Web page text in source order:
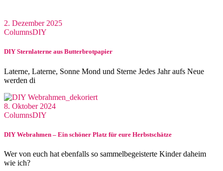
2. Dezember 2025
ColumnsDIY
DIY Sternlaterne aus Butterbrotpapier
Laterne, Laterne, Sonne Mond und Sterne Jedes Jahr aufs Neue
werden di
8. Oktober 2024
ColumnsDIY
DIY Webrahmen – Ein schöner Platz für eure Herbstschätze
Wer von euch hat ebenfalls so sammelbegeisterte Kinder daheim
wie ich?